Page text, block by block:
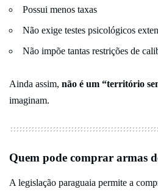
Possui menos taxas
Não exige testes psicológicos
Não impõe tantas restrições de
Ainda assim, não é um “território
imaginam.
Quem pode comprar armas
A legislação paraguaia permite a